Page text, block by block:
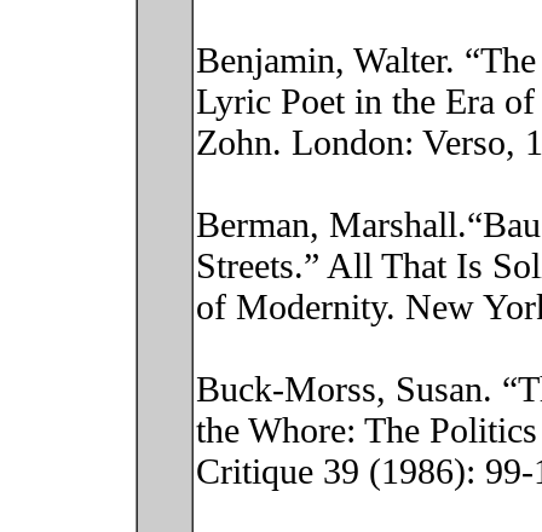
Benjamin, Walter.
Lyric Poet in the Era
Zohn. London: Verso,
Berman,
Streets.” All That Is
of Modernity. New
Buck-Morss, Susan.
the Whore: The
Critique 39 (1986): 99-